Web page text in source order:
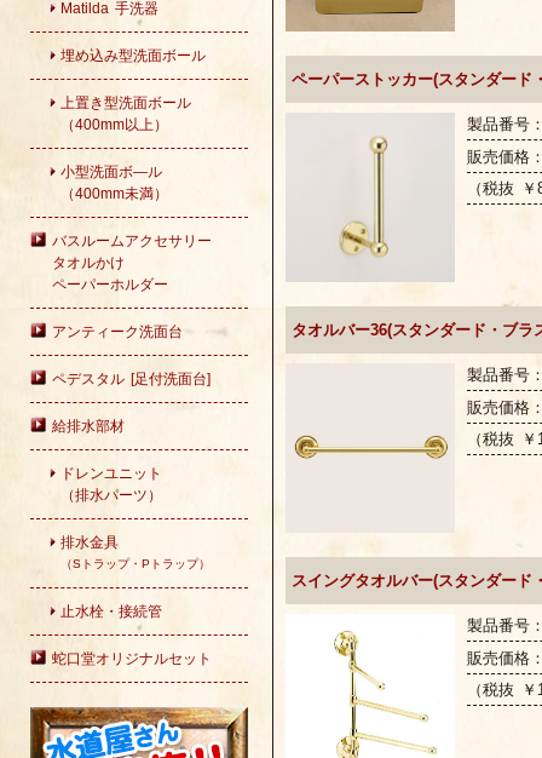
Matilda 手洗器
埋め込み型洗面ボール
上置き型洗面ボール
（400mm以上）
小型洗面ボ―ル
（400mm未満）
バスルームアクセサリー
タオルかけ
ペーパーホルダー
アンティーク洗面台
ペデスタル [足付洗面台]
給排水部材
ドレンユニット
（排水パーツ）
排水金具
（Sトラップ・Pトラップ）
止水栓・接続管
蛇口堂オリジナルセット
ペーパーストッカー(スタンダード
製品番号
販売価格
（税抜
タオルバー36(スタンダード・ブラ
製品番号
販売価格
（税抜
スイングタオルバー(スタンダード
製品番号
販売価格
（税抜